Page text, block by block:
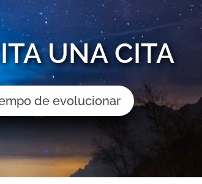
UNA CITA
de evolucionar